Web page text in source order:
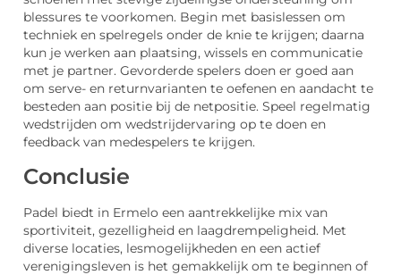
blessures te voorkomen. Begin met basislessen om
techniek en spelregels onder de knie te krijgen; daarna
kun je werken aan plaatsing, wissels en communicatie
met je partner. Gevorderde spelers doen er goed aan
om serve- en returnvarianten te oefenen en aandacht te
besteden aan positie bij de netpositie. Speel regelmatig
wedstrijden om wedstrijdervaring op te doen en
feedback van medespelers te krijgen.
Conclusie
Padel biedt in Ermelo een aantrekkelijke mix van
sportiviteit, gezelligheid en laagdrempeligheid. Met
diverse locaties, lesmogelijkheden en een actief
verenigingsleven is het gemakkelijk om te beginnen of